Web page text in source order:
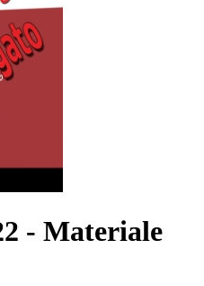
- Materiale